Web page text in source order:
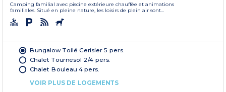
Camping familial avec piscine extérieure chauffée et animations
familiales. Situé en pleine nature, les loisirs de plein air sont...
Bungalow Toilé Cerisier 5 pers.
Chalet Tournesol 2/4 pers.
Chalet Bouleau 4 pers.
VOIR PLUS DE LOGEMENTS